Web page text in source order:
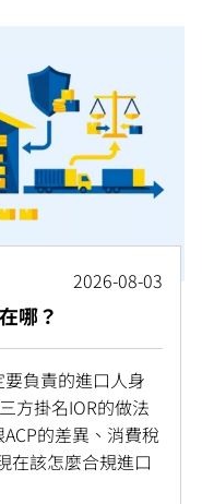
2026-08-03
哪？
負責的進口人身
方掛名IOR的做法
的差異、消費稅
該怎麼合規進口